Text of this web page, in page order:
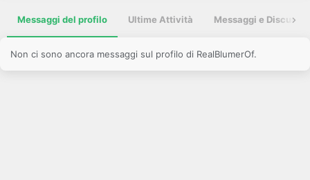
Messaggi del profilo Ultime Attività Messaggi e
Non ci sono ancora messaggi sul profilo di RealBlumerOf.